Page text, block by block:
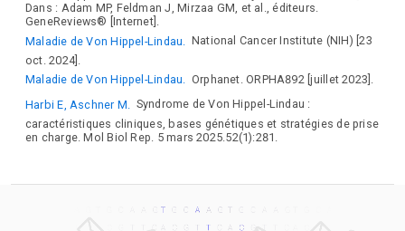
Dans : Adam MP, Feldman J, Mirzaa GM, et al., éditeurs.
GeneReviews® [Internet].
Maladie de Von Hippel-Lindau.
National Cancer Institute (NIH) [23
oct. 2024].
Maladie de Von Hippel-Lindau. Orphanet. ORPHA892 [juillet 2023].
Harbi E, Aschner M.
Syndrome de Von Hippel-Lindau :
caractéristiques cliniques, bases génétiques et stratégies de prise
en charge. Mol Biol Rep. 5 mars 2025.52(1):281.